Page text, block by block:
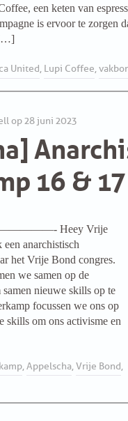
een keten van
is ervoor te zorgen
United, Lupi Coffee,
op 28 juni 2023
16 &
Heey Vrije
anarchistisch
het Vrije Bond congres.
we samen op de
nieuwe skills op te
focussen we ons op
skills om ons activisme en
,Appelscha,Vrije Bond,